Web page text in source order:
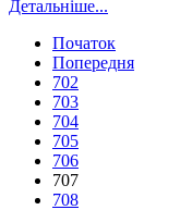
Детальніше...
Початок
Попередня
702
703
704
705
706
707
708